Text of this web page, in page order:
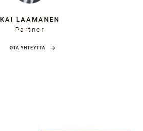
KAI LAAMANEN
Partner
OTA YHTEYTTÄ